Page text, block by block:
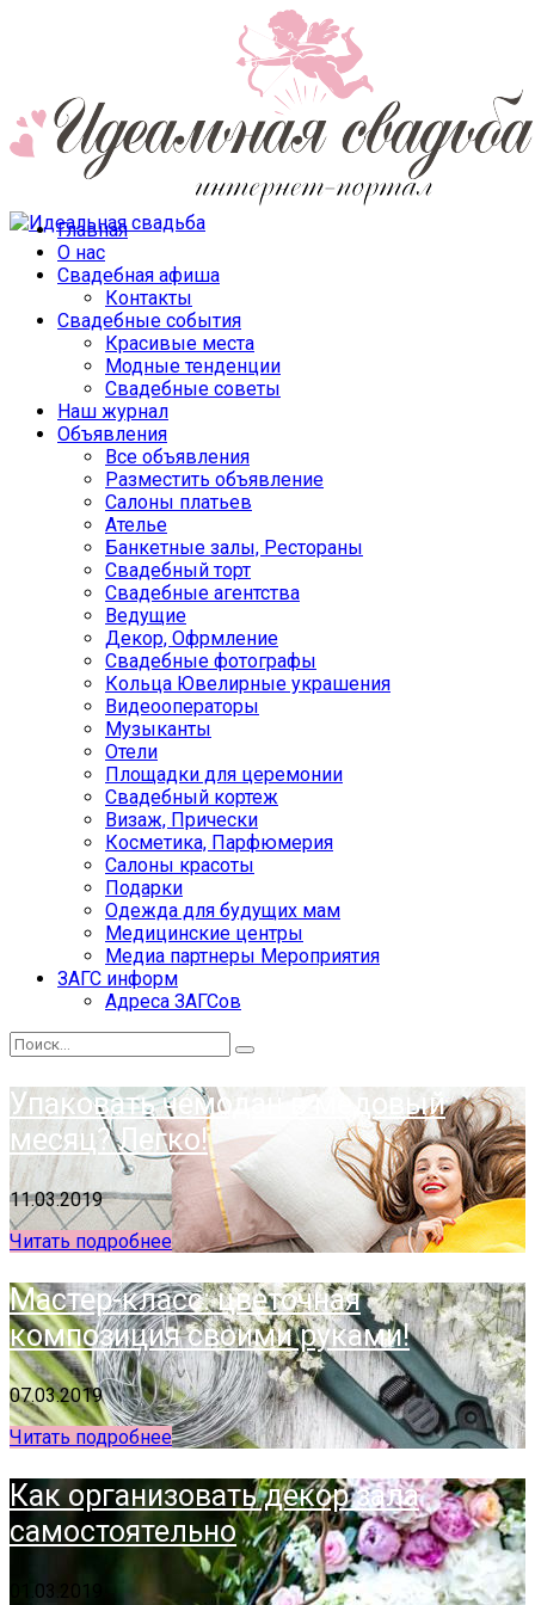
Главная
О нас
Свадебная афиша
Контакты
Свадебные события
Красивые места
Модные тенденции
Свадебные советы
Наш журнал
Объявления
Все объявления
Разместить объявление
Салоны платьев
Ателье
Банкетные залы, Рестораны
Свадебный торт
Свадебные агентства
Ведущие
Декор, Офрмление
Свадебные фотографы
Кольца Ювелирные украшения
Видеооператоры
Музыканты
Отели
Площадки для церемонии
Свадебный кортеж
Визаж, Прически
Косметика, Парфюмерия
Салоны красоты
Подарки
Одежда для будущих мам
Медицинские центры
Медиа партнеры Мероприятия
ЗАГС информ
Адреса ЗАГСов
Упаковать чемодан в медовый
месяц? Легко!
11.03.2019
Читать подробнее
Мастер-класс: цветочная
композиция своими руками!
07.03.2019
Читать подробнее
Как организовать декор зала
самостоятельно
01.03.2019